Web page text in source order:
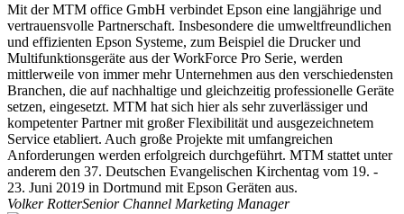
Mit der MTM office GmbH verbindet Epson eine langjährige und
vertrauensvolle Partnerschaft. Insbesondere die umweltfreundlichen
und effizienten Epson Systeme, zum Beispiel die Drucker und
Multifunktionsgeräte aus der WorkForce Pro Serie, werden
mittlerweile von immer mehr Unternehmen aus den verschiedensten
Branchen, die auf nachhaltige und gleichzeitig professionelle Geräte
setzen, eingesetzt. MTM hat sich hier als sehr zuverlässiger und
kompetenter Partner mit großer Flexibilität und ausgezeichnetem
Service etabliert. Auch große Projekte mit umfangreichen
Anforderungen werden erfolgreich durchgeführt. MTM stattet unter
anderem den 37. Deutschen Evangelischen Kirchentag vom 19. -
23. Juni 2019 in Dortmund mit Epson Geräten aus.
Volker RotterSenior Channel Marketing Manager